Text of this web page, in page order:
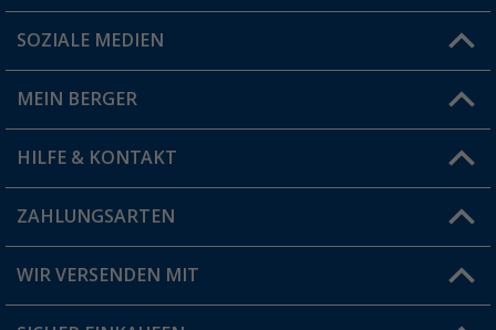
Du hast eine Frage?
Filiale finden
SOZIALE MEDIEN
MEIN BERGER
Vorteilskarte
Blog
Jobs & Karriere
HILFE & KONTAKT
FAQ & Kontakt
Versandinformationen
ZAHLUNGSARTEN
WIR VERSENDEN MIT